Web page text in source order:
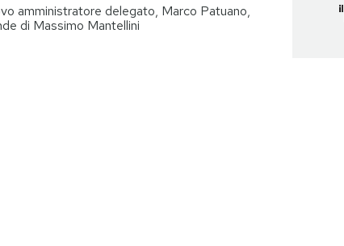
amministratore delegato, Marco Patuano,
di Massimo Mantellini